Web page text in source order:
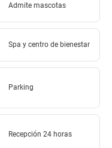
Admite mascotas
Spa y centro de bienestar
Parking
Recepción 24 horas